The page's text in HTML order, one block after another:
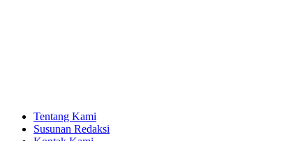
Tentang Kami
Susunan Redaksi